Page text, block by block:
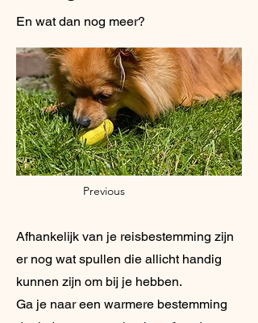
En wat dan nog meer?
Previous
Afhankelijk van je reisbestemming zijn
er nog wat spullen die allicht handig
kunnen zijn om bij je hebben.
Ga je naar een warmere bestemming